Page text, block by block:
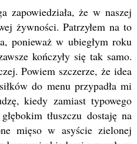
zapowiedziała, że w naszej
żywności. Patrzyłem na to
ponieważ w ubiegłym roku
kończyły się tak samo.
Powiem szczerze, że idea
do menu przypadła mi
kiedy zamiast typowego
tłuszczu dostaję na
mięso w asyście zielonej